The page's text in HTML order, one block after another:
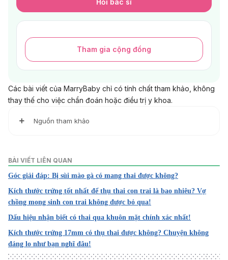
Tham gia cộng đồng
Các bài viết của MarryBaby chỉ có tính chất tham khảo, không
thay thế cho việc chẩn đoán hoặc điều trị y khoa.
Nguồn tham khảo
https://www.hopkinsmedicine.org/health/conditions-and-
diseases/polycystic-ovary-syndrome-pcos#
Truy cập ngày 17/11/2022
2. Polycystic ovary syndrome (PCOS)
https://www.mayoclinic.org/diseases-
conditions/pcos/symptoms-causes/syc-20353439
BÀI VIẾT LIÊN QUAN
Góc giải đáp: Bị sùi mào gà có mang thai được không?
Kích thước trứng tốt nhất để thụ thai con trai là bao nhiêu? Vợ
chồng mong sinh con trai không được bỏ qua!
Dấu hiệu nhận biết có thai qua khuôn mặt chính xác nhất!
Kích thước trứng 17mm có thụ thai được không? Chuyện không
đáng lo như bạn nghĩ đâu!